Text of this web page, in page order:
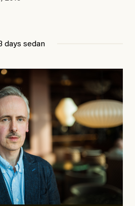
days sedan